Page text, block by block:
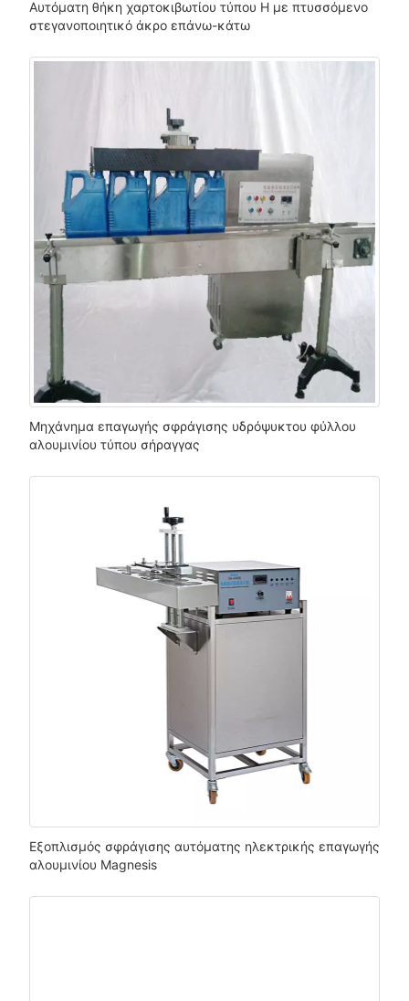
Αυτόματη θήκη χαρτοκιβωτίου τύπου H με πτυσσόμενο
στεγανοποιητικό άκρο επάνω-κάτω
Μηχάνημα επαγωγής σφράγισης υδρόψυκτου φύλλου
αλουμινίου τύπου σήραγγας
Εξοπλισμός σφράγισης αυτόματης ηλεκτρικής επαγωγής
αλουμινίου Magnesis